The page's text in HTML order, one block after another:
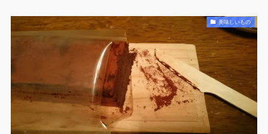
美味しいもの